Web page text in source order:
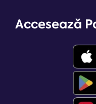
Accesează